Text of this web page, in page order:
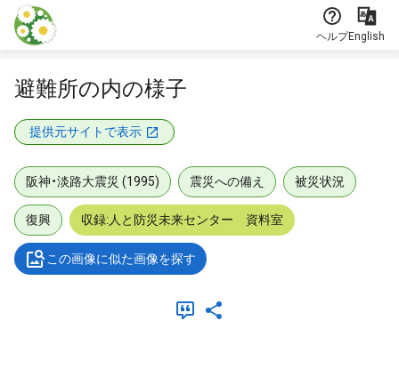
本文に飛ぶ
ヘルプEnglish
避難所の内の様子
提供元サイトで表示
阪神・淡路大震災 (1995) 震災への備え 被災状況
復興 収録:人と防災未来センター 資料室
この画像に似た画像を探す